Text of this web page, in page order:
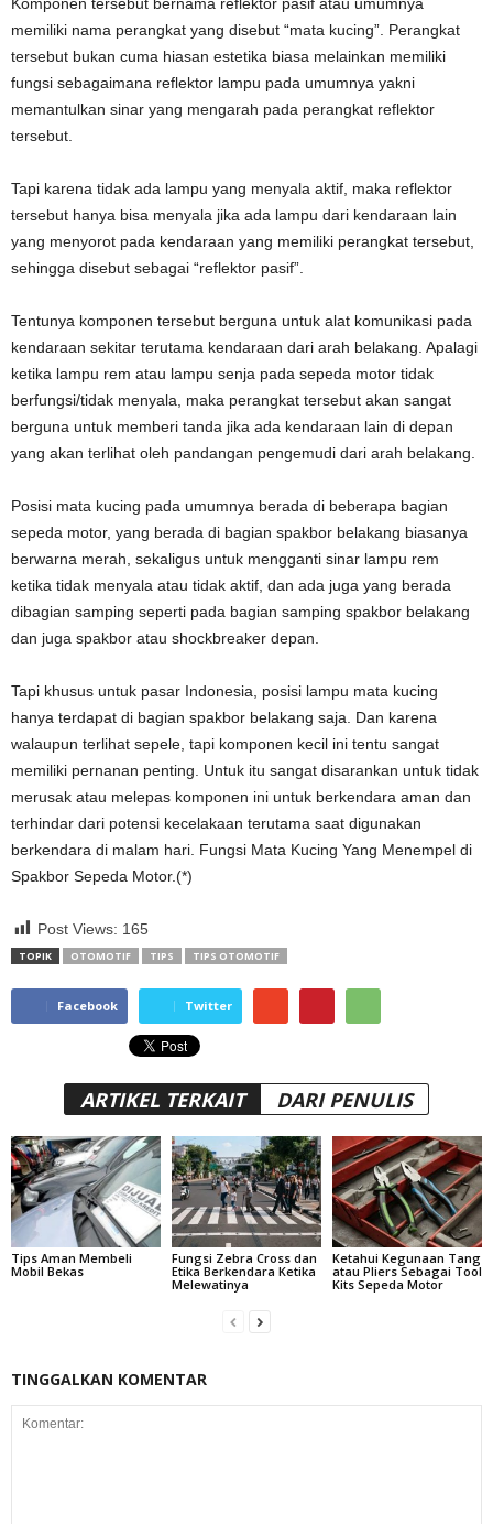
memiliki nama perangkat yang disebut “mata kucing”. Perangkat
tersebut bukan cuma hiasan estetika biasa melainkan memiliki
fungsi sebagaimana reflektor lampu pada umumnya yakni
memantulkan sinar yang mengarah pada perangkat reflektor
tersebut.
Tapi karena tidak ada lampu yang menyala aktif, maka reflektor
tersebut hanya bisa menyala jika ada lampu dari kendaraan lain
yang menyorot pada kendaraan yang memiliki perangkat tersebut,
sehingga disebut sebagai “reflektor pasif”.
Tentunya komponen tersebut berguna untuk alat komunikasi pada
kendaraan sekitar terutama kendaraan dari arah belakang. Apalagi
ketika lampu rem atau lampu senja pada sepeda motor tidak
berfungsi/tidak menyala, maka perangkat tersebut akan sangat
berguna untuk memberi tanda jika ada kendaraan lain di depan
yang akan terlihat oleh pandangan pengemudi dari arah belakang.
Posisi mata kucing pada umumnya berada di beberapa bagian
sepeda motor, yang berada di bagian spakbor belakang biasanya
berwarna merah, sekaligus untuk mengganti sinar lampu rem
ketika tidak menyala atau tidak aktif, dan ada juga yang berada
dibagian samping seperti pada bagian samping spakbor belakang
dan juga spakbor atau shockbreaker depan.
Tapi khusus untuk pasar Indonesia, posisi lampu mata kucing
hanya terdapat di bagian spakbor belakang saja. Dan karena
walaupun terlihat sepele, tapi komponen kecil ini tentu sangat
memiliki pernanan penting. Untuk itu sangat disarankan untuk tidak
merusak atau melepas komponen ini untuk berkendara aman dan
terhindar dari potensi kecelakaan terutama saat digunakan
berkendara di malam hari. Fungsi Mata Kucing Yang Menempel di
Spakbor Sepeda Motor.(*)
Post Views: 165
TOPIK OTOMOTIF TIPS TIPS OTOMOTIF
Facebook Twitter
ARTIKEL TERKAIT DARI PENULIS
Tips Aman Membeli
Mobil Bekas
Fungsi Zebra Cross dan
Etika Berkendara Ketika
Melewatinya
Ketahui Kegunaan Tang
atau Pliers Sebagai Tool
Kits Sepeda Motor
TINGGALKAN KOMENTAR